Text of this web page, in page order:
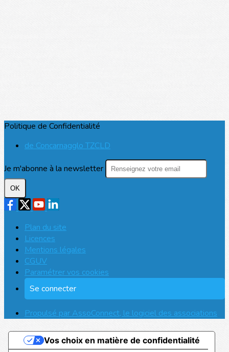
Politique de Confidentialité
de Concarnagglo TZCLD
Je m'abonne à la newsletter
OK
Plan du site
Licences
Mentions légales
CGUV
Paramétrer vos cookies
Se connecter
Propulsé par AssoConnect, le logiciel des associations
Vos choix en matière de confidentialité